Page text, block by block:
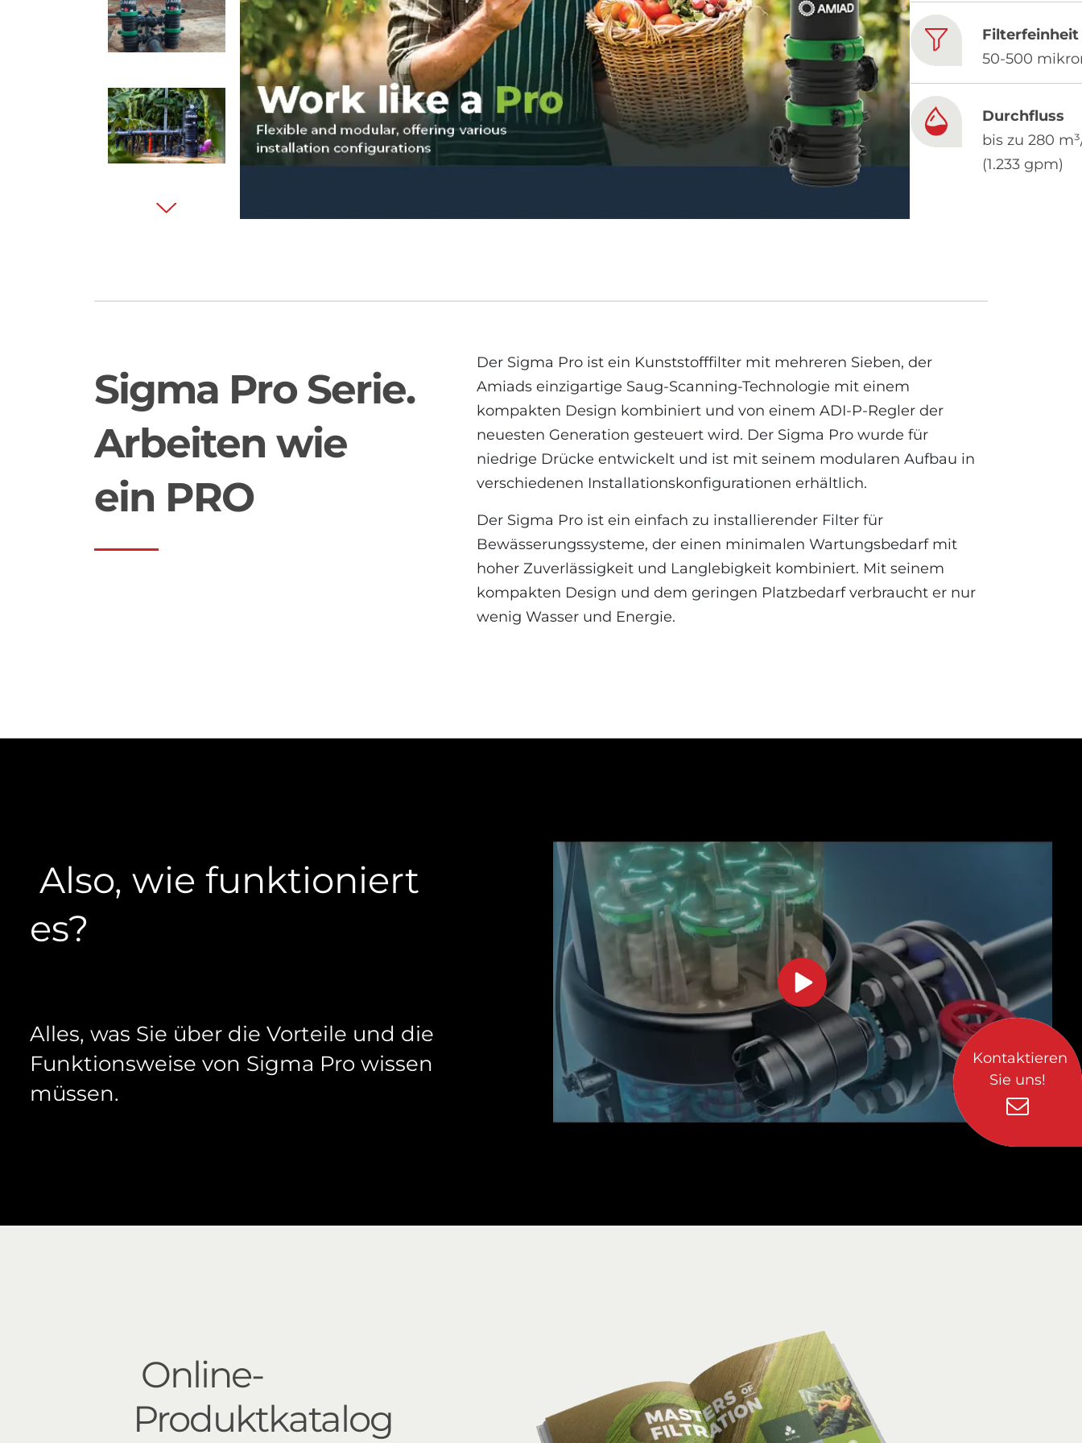
Filterfeinheit
50-500
Durchfluss
bis zu 280
(1.233 gpm)
Sigma Pro Serie.
Arbeiten wie
ein PRO
Der Sigma Pro ist ein Kunststofffilter mit mehreren Sieben, der
Amiads einzigartige Saug-Scanning-Technologie mit einem
kompakten Design kombiniert und von einem ADI-P-Regler der
neuesten Generation gesteuert wird. Der Sigma Pro wurde für
niedrige Drücke entwickelt und ist mit seinem modularen Aufbau in
verschiedenen Installationskonfigurationen erhältlich.
Der Sigma Pro ist ein einfach zu installierender Filter für
Bewässerungssysteme, der einen minimalen Wartungsbedarf mit
hoher Zuverlässigkeit und Langlebigkeit kombiniert. Mit seinem
kompakten Design und dem geringen Platzbedarf verbraucht er nur
wenig Wasser und Energie.
Also, wie funktioniert
es?
Alles, was Sie über die Vorteile und die
Funktionsweise von Sigma Pro wissen
müssen.
Online-
Produktkatalog
Kontaktieren
Sie uns!